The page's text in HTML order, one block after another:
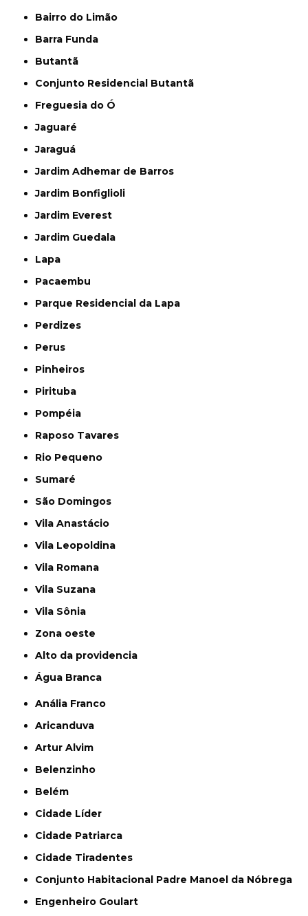
Bairro do Limão
Barra Funda
Butantã
Conjunto Residencial Butantã
Freguesia do Ó
Jaguaré
Jaraguá
Jardim Adhemar de Barros
Jardim Bonfiglioli
Jardim Everest
Jardim Guedala
Lapa
Pacaembu
Parque Residencial da Lapa
Perdizes
Perus
Pinheiros
Pirituba
Pompéia
Raposo Tavares
Rio Pequeno
Sumaré
São Domingos
Vila Anastácio
Vila Leopoldina
Vila Romana
Vila Suzana
Vila Sônia
Zona oeste
alto da providencia
Água Branca
Anália Franco
Aricanduva
Artur Alvim
Belenzinho
Belém
Cidade Líder
Cidade Patriarca
Cidade Tiradentes
Conjunto Habitacional Padre Manoel da Nóbrega
Engenheiro Goulart